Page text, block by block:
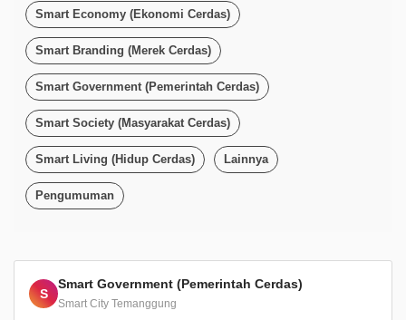
Smart Economy (Ekonomi Cerdas)
Smart Branding (Merek Cerdas)
Smart Government (Pemerintah Cerdas)
Smart Society (Masyarakat Cerdas)
Smart Living (Hidup Cerdas) Lainnya
Pengumuman
S
Smart Government (Pemerintah Cerdas)
Smart City Temanggung